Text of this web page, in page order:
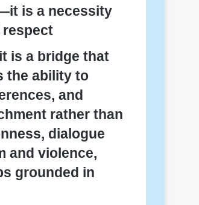
is a necessity
is a bridge that
the ability to
and
rather than
dialogue
and violence,
grounded in